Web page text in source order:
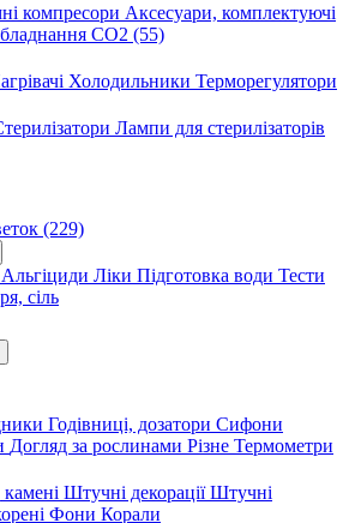
компресори Аксесуари, комплектуючі
CO2 (55)
Холодильники Терморегулятори
Лампи для стерилізаторів
(229)
Альгіциди Ліки Підготовка води Тести
сіль
Годівниці, дозатори Сифони
Догляд за рослинами Різне Термометри
Штучні декораціїШтучні
Фони Корали